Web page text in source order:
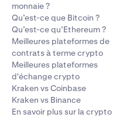
monnaie ?
Qu’est-ce que Bitcoin ?
Qu’est-ce qu’Ethereum ?
Meilleures plateformes de
contrats à terme crypto
Meilleures plateformes
d'échange crypto
Kraken vs Coinbase
Kraken vs Binance
En savoir plus sur la crypto